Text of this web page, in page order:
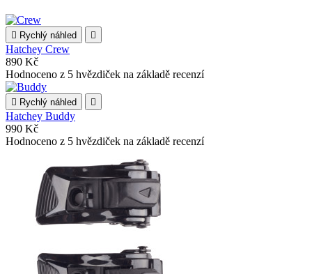
 Rychlý náhled 
Hatchey Crew
890 Kč
Hodnoceno z 5 hvězdiček na základě recenzí
 Rychlý náhled 
Hatchey Buddy
990 Kč
Hodnoceno z 5 hvězdiček na základě recenzí